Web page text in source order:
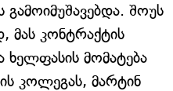
შოუს
მას კონტრაქტის
ხელფასის მომატება
კოლეგას, მარტინ